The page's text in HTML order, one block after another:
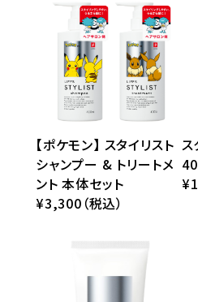
【ポケモン】 スタイリスト
シャンプー & トリートメ
ント 本体セット
¥3,300（税込）
ス